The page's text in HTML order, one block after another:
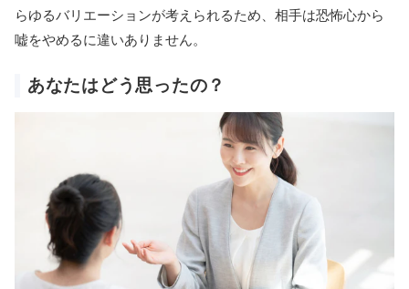
らゆるバリエーションが考えられるため、相手は恐怖心から
嘘をやめるに違いありません。
あなたはどう思ったの？